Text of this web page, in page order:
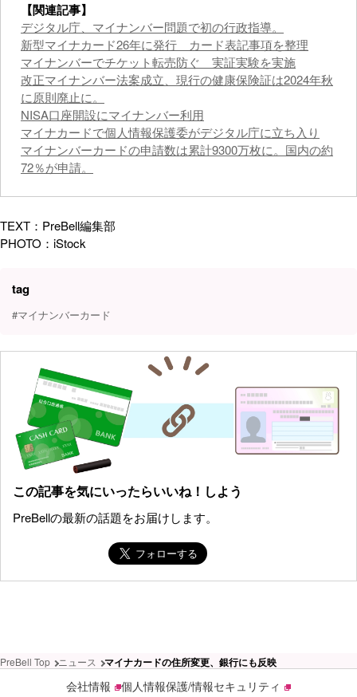
【関連記事】
デジタル庁、マイナンバー問題で初の行政指導。
新型マイナカード26年に発行 カード表記事項を整理
マイナンバーでチケット転売防ぐ 実証実験を実施
改正マイナンバー法案成立、現行の健康保険証は2024年秋
に原則廃止に。
NISA口座開設にマイナンバー利用
マイナカードで個人情報保護委がデジタル庁に立ち入り
マイナンバーカードの申請数は累計9300万枚に。国内の約
72％が申請。
TEXT：PreBell編集部
PHOTO：iStock
tag
#マイナンバーカード
この記事を気にいったらいいね！しよう
PreBellの最新の話題をお届けします。
PreBell Top ニュース マイナカードの住所変更、銀行にも反映
会社情報
個人情報保護/情報セキュリティ